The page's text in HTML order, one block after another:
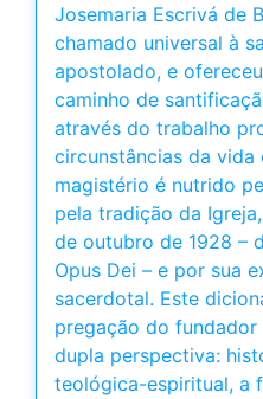
Josemaria Escrivá de
chamado universal à
apostolado, e
caminho de
através do trabalho
circunstâncias da vida
magistério é nutrido
pela tradição da
de outubro de 1928 –
Opus Dei – e por sua
sacerdotal. Este
pregação do fundador
dupla perspectiva:
teológica-espiritual, a